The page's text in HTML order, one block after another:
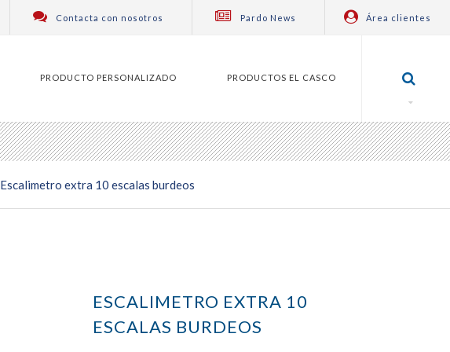
Contacta con nosotros Pardo News Área clientes
PRODUCTO PERSONALIZADO PRODUCTOS EL CASCO
Escalimetro extra 10 escalas burdeos
ESCALIMETRO EXTRA 10
ESCALAS BURDEOS